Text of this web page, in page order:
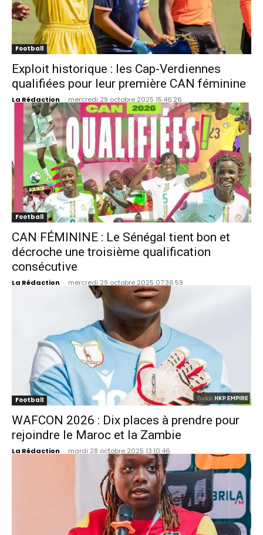
Football
Exploit historique : les Cap-Verdiennes
qualifiées pour leur première CAN féminine
La Rédaction - mercredi 29 octobre 2025 15:46:26
Football
CAN FÉMININE : Le Sénégal tient bon et
décroche une troisième qualification
consécutive
La Rédaction - mercredi 29 octobre 2025 07:36:59
Football
WAFCON 2026 : Dix places à prendre pour
rejoindre le Maroc et la Zambie
La Rédaction - mardi 28 octobre 2025 13:10:46